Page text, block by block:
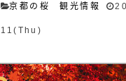
京都の桜 観光情報
11(Thu)